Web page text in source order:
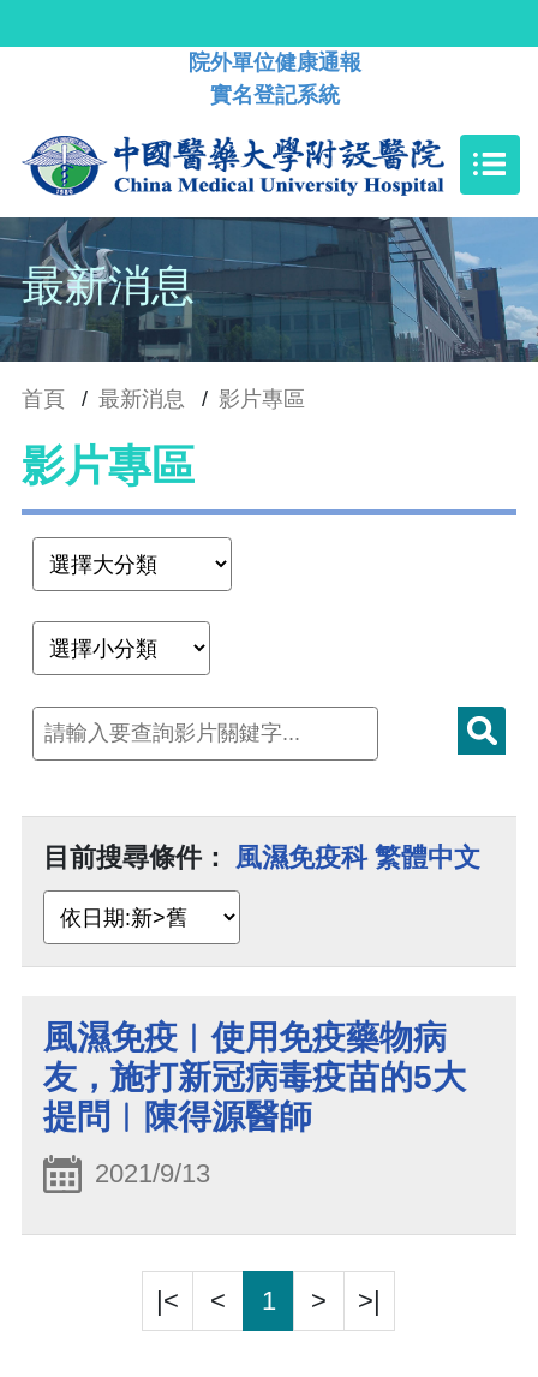
院外單位健康通報
實名登記系統
最新消息
首頁 / 最新消息 / 影片專區
影片專區
目前搜尋條件： 風濕免疫科 繁體中文
風濕免疫︱使用免疫藥物病
友，施打新冠病毒疫苗的5大
提問︱陳得源醫師
2021/9/13
|< < 1 > >|